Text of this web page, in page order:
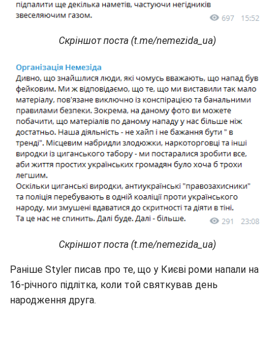
Скріншот поста (t.me/nemezida_ua)
Скріншот поста (t.me/nemezida_ua)
Раніше Styler писав про те, що у Києві роми напали на
16-річного підлітка, коли той святкував день
народження друга.